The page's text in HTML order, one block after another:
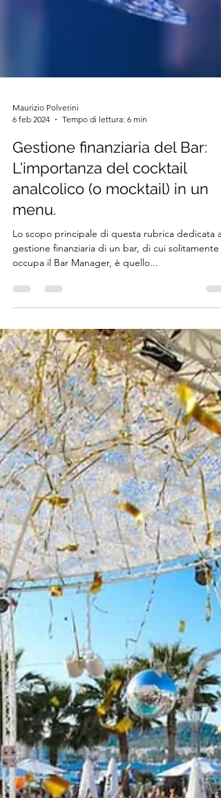
Maurizio Polverini
6 feb 2024
Tempo di lettura: 6 min
Gestione finanziaria del Bar:
L'importanza del cocktail
analcolico (o mocktail) in un
occupa il Bar Manager, è quello...